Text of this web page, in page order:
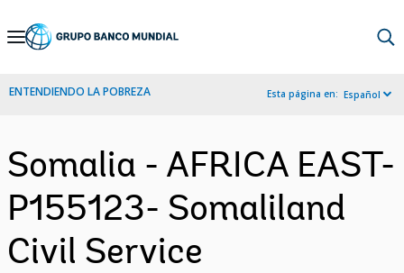
Skip
Navigation
ENTENDIENDO LA POBREZA Esta página en: Español
Somalia - AFRICA EAST-
P155123- Somaliland
Civil Service